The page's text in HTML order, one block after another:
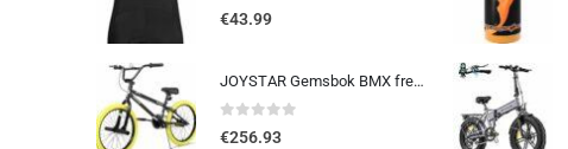
0out of 5
€43.99
JOYSTAR Gemsbok BMX freestyle da 20/24 pollici per bambini dai 9 ai 14 anni, mountain bike da 20/24 pollici per bambini
0out of 5
€256.93